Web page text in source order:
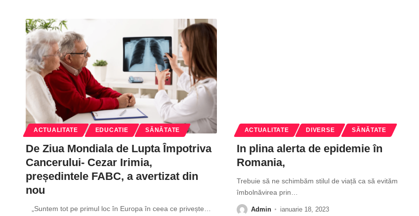
ACTUALITATE EDUCATIE SĂNĂTATE
De Ziua Mondiala de Lupta Împotriva
Cancerului- Cezar Irimia,
președintele FABC, a avertizat din
nou
„Suntem tot pe primul loc în Europa în ceea ce privește
ACTUALITATE DIVERSE SĂNĂTATE
In plina alerta de epidemie în
Romania,
Trebuie să ne schimbăm stilul de viață ca să evităm
îmbolnăvirea prin
Admin ianuarie 18, 2023